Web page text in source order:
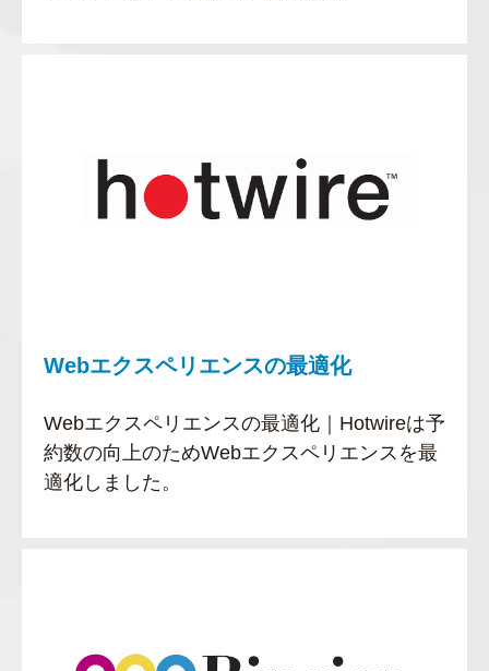
Webエクスペリエンスの最適化
Webエクスペリエンスの最適化｜Hotwireは予
約数の向上のためWebエクスペリエンスを最
適化しました。